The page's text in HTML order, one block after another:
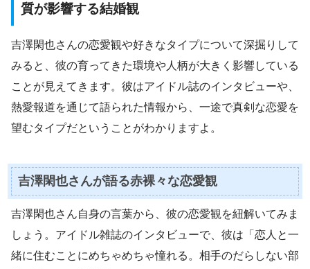
質が影響する結婚観
吉澤閑也さんの恋愛観や好きなタイプについて深掘りして
みると、彼の育ってきた環境や人柄が大きく影響している
ことが見えてきます。彼はアイドル誌のインタビューや、
熱愛報道を通じて語られた情報から、一途で真剣な恋愛を
望むタイプだということがわかりますよ。
吉澤閑也さんが語る赤裸々な恋愛観
吉澤閑也さん自身の言葉から、彼の恋愛観を紐解いてみま
しょう。アイドル雑誌のインタビューで、彼は「恋人と一
緒に住むことにめちゃめちゃ憧れる。相手のだらしない部